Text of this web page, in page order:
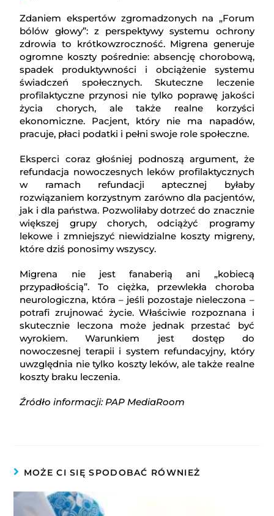
Zdaniem ekspertów zgromadzonych na „Forum
bólów głowy”: z perspektywy systemu ochrony
zdrowia to krótkowzroczność. Migrena generuje
ogromne koszty pośrednie: absencję chorobową,
spadek produktywności i obciążenie systemu
świadczeń społecznych. Skuteczne leczenie
profilaktyczne przynosi nie tylko poprawę jakości
życia chorych, ale także realne korzyści
ekonomiczne. Pacjent, który nie ma napadów,
pracuje, płaci podatki i pełni swoje role społeczne.
Eksperci coraz głośniej podnoszą argument, że
refundacja nowoczesnych leków profilaktycznych
w ramach refundacji aptecznej byłaby
rozwiązaniem korzystnym zarówno dla pacjentów,
jak i dla państwa. Pozwoliłaby dotrzeć do znacznie
większej grupy chorych, odciążyć programy
lekowe i zmniejszyć niewidzialne koszty migreny,
które dziś ponosimy wszyscy.
Migrena nie jest fanaberią ani „kobiecą
przypadłością”. To ciężka, przewlekła choroba
neurologiczna, która – jeśli pozostaje nieleczona –
potrafi zrujnować życie. Właściwie rozpoznana i
skutecznie leczona może jednak przestać być
wyrokiem. Warunkiem jest dostęp do
nowoczesnej terapii i system refundacyjny, który
uwzględnia nie tylko koszty leków, ale także realne
koszty braku leczenia.
Źródło informacji: PAP MediaRoom
MOŻE CI SIĘ SPODOBAĆ RÓWNIEŻ